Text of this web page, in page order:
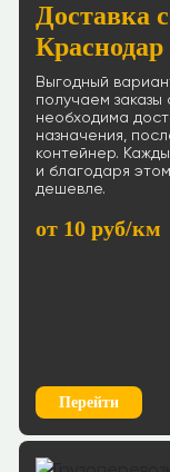
Доставка
Краснодар
Выгодный
получаем заказы
необходима
назначения,
контейнер.
и благодаря
дешевле.
от 10 руб/км
Перейти